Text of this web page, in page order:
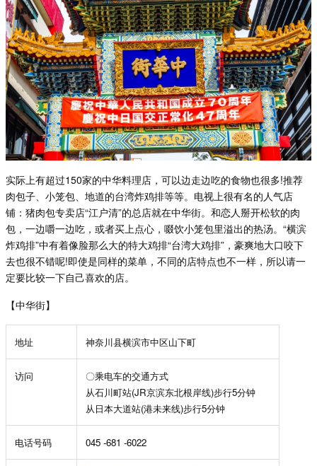
实际上有超过150家的中华料理店，可以边走边吃的食物也很多!推荐
肉包子、小笼包、地道的台湾炸鸡排等等。电视上很有名的人气店
铺：猪肉包专卖店“江户清”的总店就在中华街。和恋人掰开松软的肉
包，一边嚼一边吃，或者买上点心，啜饮小笼包里溢出的热汤。 “横滨
炸鸡排”中有着像脸那么大的特大鸡排“台湾大鸡排” ，豪爽地大口咬下
去也很不错呢!即使是同样的菜单，不同的店特点也不一样，所以请一
定要比较一下自己喜欢的店。
【中华街】
地址 神奈川县横滨市中区山下町
访问
〇乘电车的交通方式
从石川町站(JR京滨东北根岸线)步行5分钟
从日本大道站(港未来线)步行5分钟
电话号码 045 -681 -6022